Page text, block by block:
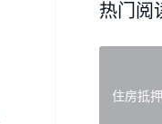
热门阅
住房抵